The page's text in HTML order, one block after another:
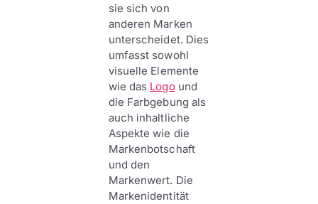
sie sich von
anderen Marken
unterscheidet. Dies
umfasst sowohl
visuelle Elemente
wie das Logound
die Farbgebung als
auch inhaltliche
Aspekte wie die
Markenbotschaft
und den
Markenwert. Die
Markenidentität